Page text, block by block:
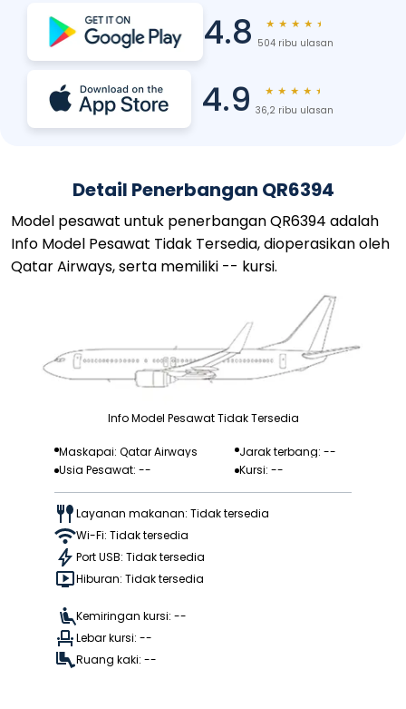
4.8 ★ ★ ★ ★ ★
504 ribu ulasan
4.9 ★ ★ ★ ★ ★
36,2 ribu ulasan
Detail Penerbangan QR6394
Model pesawat untuk penerbangan QR6394 adalah
Info Model Pesawat Tidak Tersedia, dioperasikan oleh
Qatar Airways, serta memiliki -- kursi.
Info Model Pesawat Tidak Tersedia
Maskapai: Qatar Airways
Jarak terbang: --
Usia Pesawat: --
Kursi: --
Layanan makanan: Tidak tersedia
Wi-Fi: Tidak tersedia
Port USB: Tidak tersedia
Hiburan: Tidak tersedia
Kemiringan kursi: --
Lebar kursi: --
Ruang kaki: --